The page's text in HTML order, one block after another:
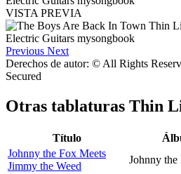
VISTA PREVIA
Previous Next
Derechos de autor: © All Rights
Secured
Otras tablaturas Thin
Título
Johnny the Fox Meets
Jimmy the Weed
Johnny the